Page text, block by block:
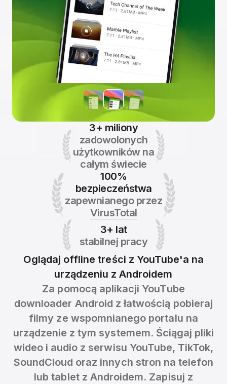
3+ miliony
zadowolonych
użytkowników na
całym świecie
100%
bezpieczeństwa
zapewnianego przez
VirusTotal
3+ lat
stabilnej pracy
Oglądaj offline treści z YouTube'a na
urządzeniu z Androidem
Za pomocą aplikacji YouTube
downloader Android z łatwością pobieraj
filmy ze wspomnianego portalu na
urządzenie z tym systemem. Ściągaj pliki
wideo i audio z serwisu YouTube, TikTok,
SoundCloud oraz innych stron na telefon
lub tablet z Androidem. Zapisuj z